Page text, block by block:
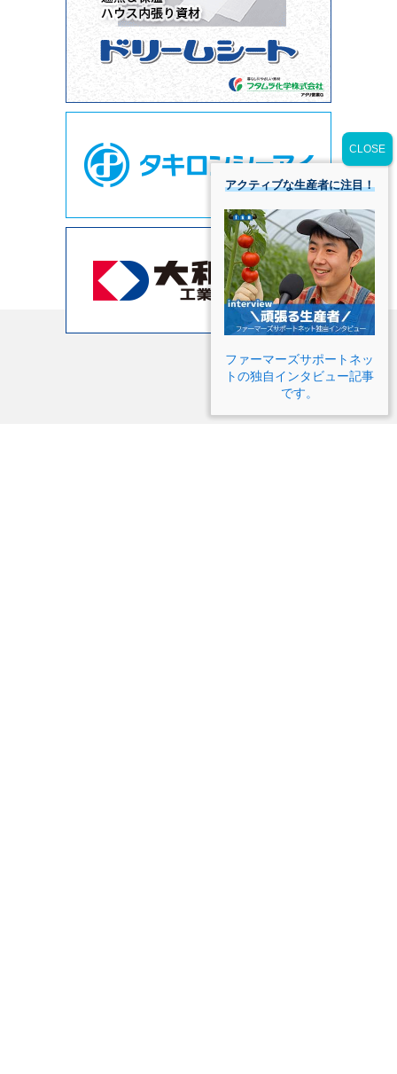
アクティブな生産者に注目！
ファーマーズサポートネッ
トの独自インタビュー記事
です。